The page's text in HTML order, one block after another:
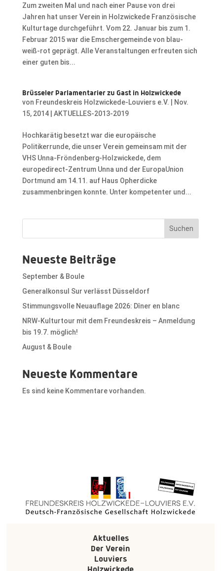
Zum zweiten Mal und nach einer Pause von drei
Jahren hat unser Verein in Holzwickede Französische
Kulturtage durchgeführt. Vom 22. Januar bis zum 1.
Februar 2015 war die Emschergemeinde von blau-
weiß-rot geprägt. Alle Veranstaltungen erfreuten sich
einer guten bis...
Brüsseler Parlamentarier zu Gast in Holzwickede
von Freundeskreis Holzwickede-Louviers e.V. | Nov.
15, 2014| AKTUELLES-2013-2019
Hochkarätig besetzt war die europäische
Politikerrunde, die unser Verein gemeinsam mit der
VHS Unna-Fröndenberg-Holzwickede, dem
europedirect-Zentrum Unna und der EuropaUnion
Dortmund am 14.11. auf Haus Opherdicke
zusammenbringen konnte. Unter kompetenter und...
Suchen
Neueste Beiträge
September & Boule
Generalkonsul Sur verlässt Düsseldorf
Stimmungsvolle Neuauflage 2026: Dîner en blanc
NRW-Kulturtour mit dem Freundeskreis – Anmeldung
bis 19.7. möglich!
August & Boule
Neueste Kommentare
Es sind keine Kommentare vorhanden.
Aktuelles
Der Verein
Louviers
Holzwickede